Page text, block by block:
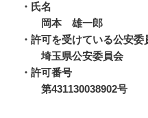
・氏名
岡本 雄一郎
・許可を受けている公安委
埼玉県公安委員会
・許可番号
第431130038902号